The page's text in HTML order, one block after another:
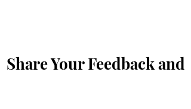
Share Your Feedback and